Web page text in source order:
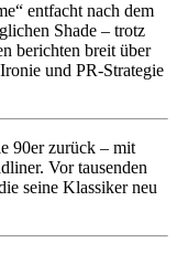
entfacht nach dem
Shade – trotz
berichten breit über
und PR-Strategie
90er zurück – mit
Vor tausenden
seine Klassiker neu